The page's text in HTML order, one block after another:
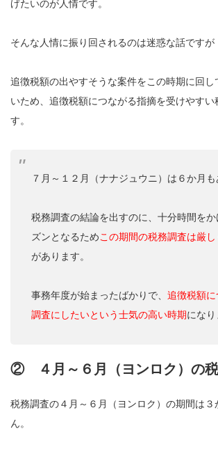
げたいのが人情です。
そんな人情に振り回されるのは迷惑な話ですが
追徴税額の出やすそうな案件をこの時期に回し
いため、追徴税額につながる指摘を受けやすい
す。
７月～１２月（ナナジュウニ）は６か月も
税務調査の結論を出すのに、十分時間を
ズンとなるためこの期間の税務調査は厳
があります。
事務年度が始まったばかりで、 追徴税額
調査にしたいという士気の高い時期になり
② ４月～６月（ヨンロク）の
税務調査の４月～６月（ヨンロク）の期間は３
ん。